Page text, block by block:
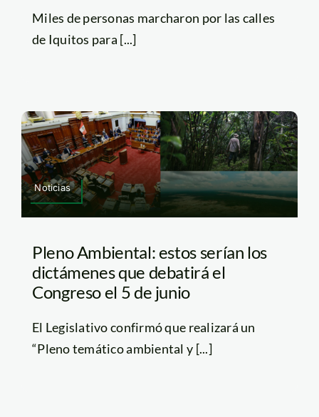
Miles de personas marcharon por las calles
de Iquitos para [...]
Noticias
Pleno Ambiental: estos serían los
dictámenes que debatirá el
Congreso el 5 de junio
El Legislativo confirmó que realizará un
“Pleno temático ambiental y [...]